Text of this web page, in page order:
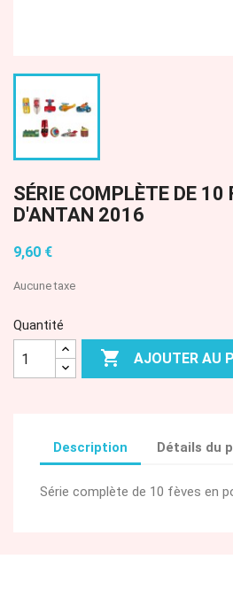
SÉRIE COMPLÈTE DE 10
D'ANTAN 2016
9,60 €
Aucune taxe
Quantité
 AJOUTER AU
Description Détails du
Série complète de 10 fèves en